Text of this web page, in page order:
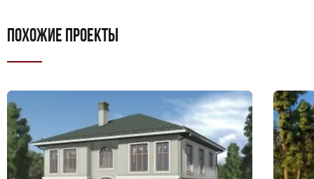
ПОХОЖИЕ ПРОЕКТЫ